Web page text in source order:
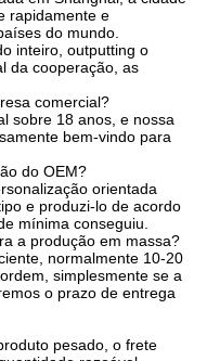
rapidamente e
do mundo.
inteiro, outputting o
da cooperação, as
comercial?
sobre 18 anos, e nossa
bem-vindo para
do OEM?
orientada
e produzi-lo de acordo
mínima conseguiu.
a produção em massa?
normalmente 10-20
simplesmente se a
o prazo de entrega
pesado, o frete